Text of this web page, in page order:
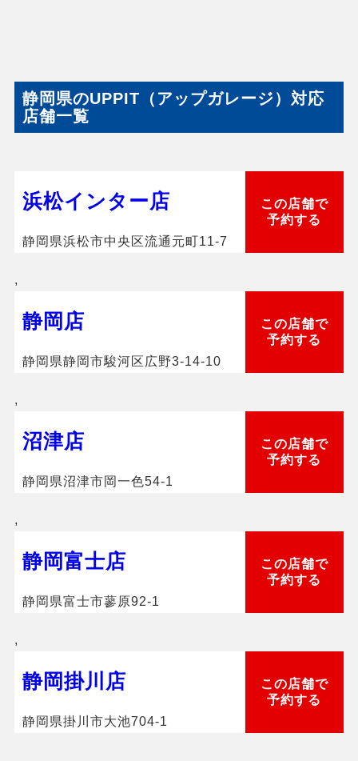
静岡県のUPPIT（アップガレージ）対応
店舗一覧
浜松インター店
この店舗で
予約する
静岡県浜松市中央区流通元町11-7
,
静岡店
この店舗で
予約する
静岡県静岡市駿河区広野3-14-10
,
沼津店
この店舗で
予約する
静岡県沼津市岡一色54-1
,
静岡富士店
この店舗で
予約する
静岡県富士市蓼原92-1
,
静岡掛川店
この店舗で
予約する
静岡県掛川市大池704-1